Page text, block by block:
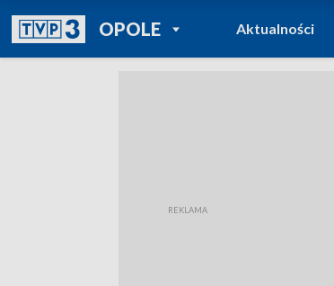
OPOLEPOWRÓT DO
TVP REGIONY
Aktualności